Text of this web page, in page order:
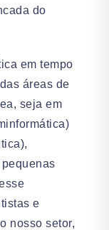
do
em tempo
áreas de
seja em
e
nosso setor,